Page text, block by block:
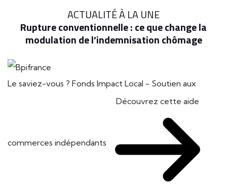
ACTUALITÉ À LA UNE
Rupture conventionnelle : ce que change la
modulation de l’indemnisation chômage
Le saviez-vous ? Fonds Impact Local - Soutien aux
commerces indépendants
Découvrez cette aide